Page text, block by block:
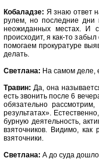
Кобаладзе: Я знаю ответ
рулем, но последние дни
неожиданных местах. И
происходит, я как-то
помогаем прокуратуре
делать.
Светлана: На самом деле,
Травин: Да, она
есть звонить после 6
обязательно
результатах».
бурную деятельность,
взяточников. Видимо,
взяточники.
Светлана: А до суда дошло